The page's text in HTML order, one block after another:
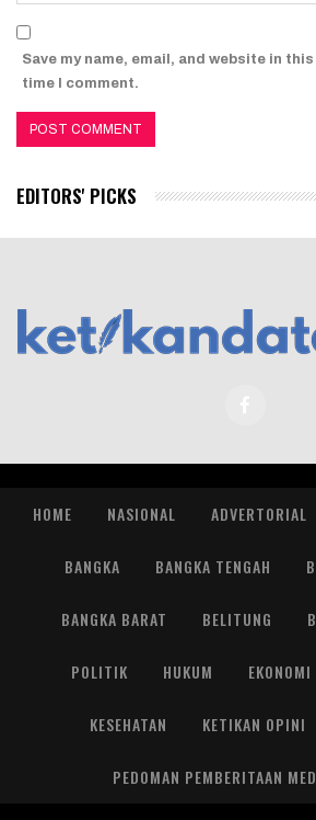
Save my name, email, and website in
time I comment.
EDITORS' PICKS
HOME NASIONAL ADVERTORIAL
BANGKA BANGKA TENGAH
BANGKA BARAT BELITUNG
POLITIK HUKUM EKONOMI
KESEHATAN KETIKAN OPINI
PEDOMAN PEMBERITAAN